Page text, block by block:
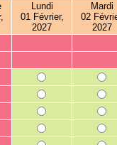
Lundi
01 Février,
2027
Mardi
02
2027